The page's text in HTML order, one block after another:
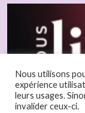
Nous utilisons
expérience
leurs usages.
invalider ceux-ci.